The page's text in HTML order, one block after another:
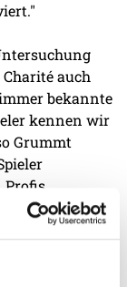
auch
bekannte
kennen wir
Grummt
Profis
Krafttests